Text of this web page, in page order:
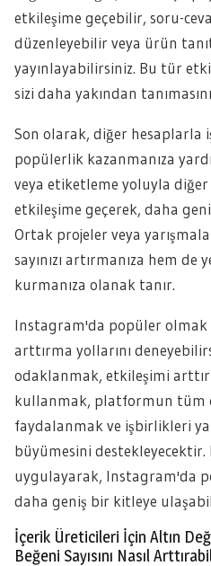
etkileşime geçebilir, soru-
düzenleyebilir veya ürün
yayınlayabilirsiniz. Bu tür
sizi daha yakından
Son olarak, diğer hesaplarla
popülerlik kazanmanıza
veya etiketleme yoluyla
etkileşime geçerek, daha
Ortak projeler veya
sayınızı artırmanıza hem
kurmanıza olanak tanır.
Instagram'da popüler olmak
arttırma yollarını
odaklanmak, etkileşimi
kullanmak, platformun tüm
faydalanmak ve işbirlikleri
büyümesini
uygulayarak, Instagram'da
daha geniş bir kitleye
İçerik Üreticileri İçin Altın
Beğeni Sayısını Nasıl